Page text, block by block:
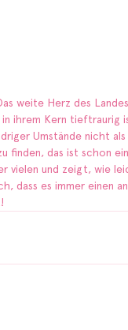
weite Herz des
ihrem Kern tieftraurig
Umstände nicht
finden, das ist schon
vielen und zeigt, wie
dass es immer einen